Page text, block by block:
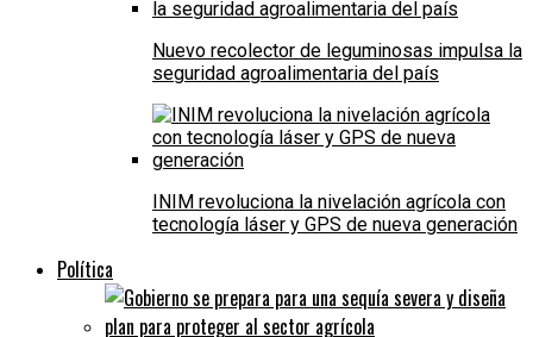
Nuevo recolector de leguminosas impulsa la
seguridad agroalimentaria del país
INIM revoluciona la nivelación agrícola con
tecnología láser y GPS de nueva generación
Política